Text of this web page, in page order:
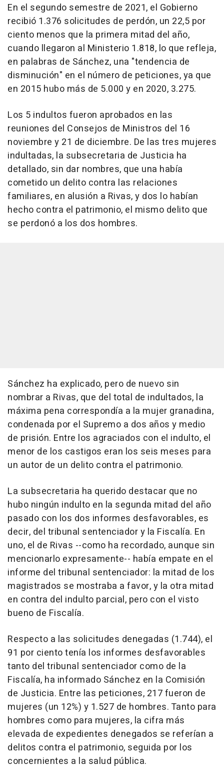
En el segundo semestre de 2021, el Gobierno
recibió 1.376 solicitudes de perdón, un 22,5 por
ciento menos que la primera mitad del año,
cuando llegaron al Ministerio 1.818, lo que refleja,
en palabras de Sánchez, una "tendencia de
disminución" en el número de peticiones, ya que
en 2015 hubo más de 5.000 y en 2020, 3.275.
Los 5 indultos fueron aprobados en las
reuniones del Consejos de Ministros del 16
noviembre y 21 de diciembre. De las tres mujeres
indultadas, la subsecretaria de Justicia ha
detallado, sin dar nombres, que una había
cometido un delito contra las relaciones
familiares, en alusión a Rivas, y dos lo habían
hecho contra el patrimonio, el mismo delito que
se perdonó a los dos hombres.
Sánchez ha explicado, pero de nuevo sin
nombrar a Rivas, que del total de indultados, la
máxima pena correspondía a la mujer granadina,
condenada por el Supremo a dos años y medio
de prisión. Entre los agraciados con el indulto, el
menor de los castigos eran los seis meses para
un autor de un delito contra el patrimonio.
La subsecretaria ha querido destacar que no
hubo ningún indulto en la segunda mitad del año
pasado con los dos informes desfavorables, es
decir, del tribunal sentenciador y la Fiscalía. En
uno, el de Rivas --como ha recordado, aunque sin
mencionarlo expresamente-- había empate en el
informe del tribunal sentenciador: la mitad de los
magistrados se mostraba a favor, y la otra mitad
en contra del indulto parcial, pero con el visto
bueno de Fiscalía.
Respecto a las solicitudes denegadas (1.744), el
91 por ciento tenía los informes desfavorables
tanto del tribunal sentenciador como de la
Fiscalía, ha informado Sánchez en la Comisión
de Justicia. Entre las peticiones, 217 fueron de
mujeres (un 12%) y 1.527 de hombres. Tanto para
hombres como para mujeres, la cifra más
elevada de expedientes denegados se referían a
delitos contra el patrimonio, seguida por los
concernientes a la salud pública.